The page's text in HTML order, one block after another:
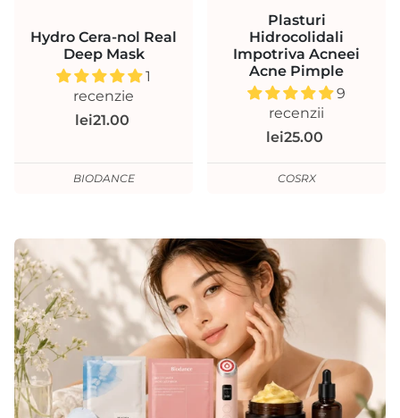
Hydro Cera-nol Real
Deep Mask
1
recenzie
lei21.00
BIODANCE
Plasturi
Hidrocolidali
Impotriva Acneei
Acne Pimple
9
recenzii
lei25.00
COSRX